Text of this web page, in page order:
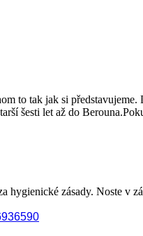
to tak jak si
šesti let až do
hygienické zásady. Noste v